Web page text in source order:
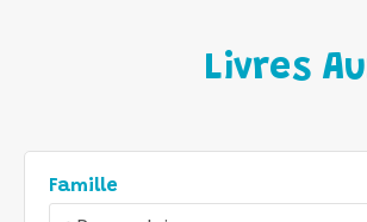
Livres
Famille